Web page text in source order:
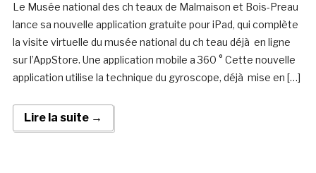
Le Musée national des ch teaux de Malmaison et Bois-Preau
lance sa nouvelle application gratuite pour iPad, qui complète
la visite virtuelle du musée national du ch teau déjà en ligne
sur l’AppStore. Une application mobile a 360 ° Cette nouvelle
application utilise la technique du gyroscope, déjà mise en […]
Lire la suite →